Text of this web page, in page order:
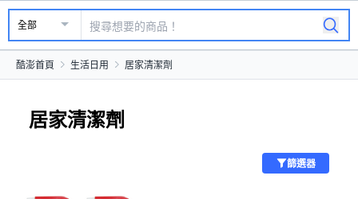
全部
酷澎首頁 生活日用 居家清潔劑
居家清潔劑
篩選器